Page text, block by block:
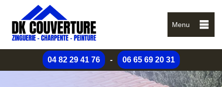
Menu
04 82 29 41 76 - 06 65 69 20 31